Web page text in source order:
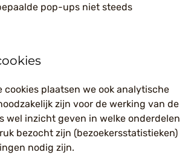
pop-ups niet steeds
cookies plaatsen we ook analytische
zijn voor de werking van de
wel inzicht geven in welke onderdelen
bezocht zijn (bezoekersstatistieken)
nodig zijn.